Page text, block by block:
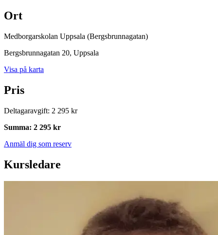
Ort
Medborgarskolan Uppsala (Bergsbrunnagatan)
Bergsbrunnagatan 20, Uppsala
Visa på karta
Pris
Deltagaravgift: 2 295 kr
Summa: 2 295 kr
Anmäl dig som reserv
Kursledare